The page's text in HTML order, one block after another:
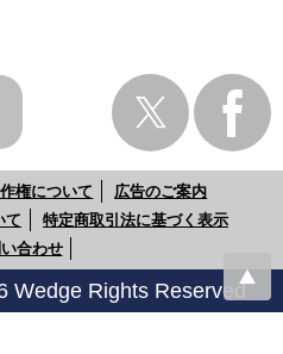
権について
広告のご案内
て
特定商取引法に基づく表示
合わせ
Wedge Rights Reserved